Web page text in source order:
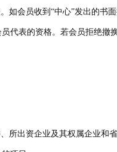
如会员收到“中心”发出的书
代表的资格。若会员拒绝撤
所出资企业及其权属企业和